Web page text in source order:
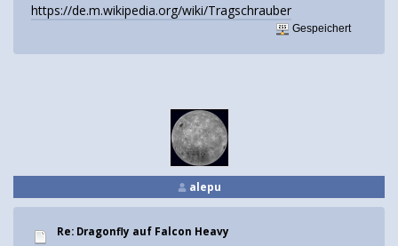
https://de.m.wikipedia.org/wiki/Tragschrauber
Gespeichert
alepu
Re: Dragonfly auf Falcon Heavy